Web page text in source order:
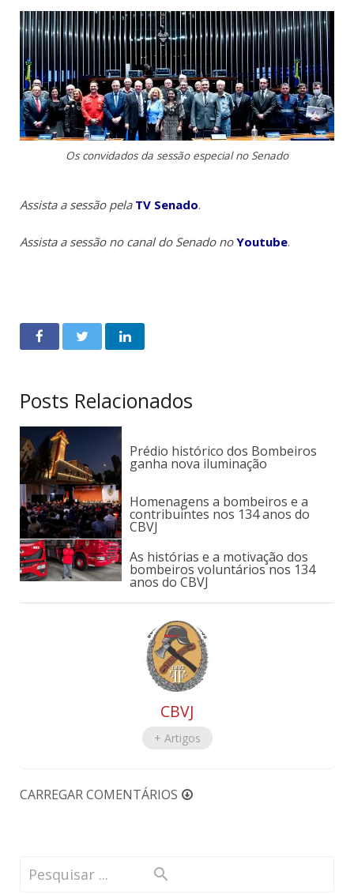
Os convidados da sessão especial no Senado
Assista a sessão pela TV Senado.
Assista a sessão no canal do Senado no Youtube.
Posts Relacionados
Prédio histórico dos Bombeiros
ganha nova iluminação
Homenagens a bombeiros e a
contribuintes nos 134 anos do
CBVJ
As histórias e a motivação dos
bombeiros voluntários nos 134
anos do CBVJ
CBVJ
+ Artigos
CARREGAR COMENTÁRIOS